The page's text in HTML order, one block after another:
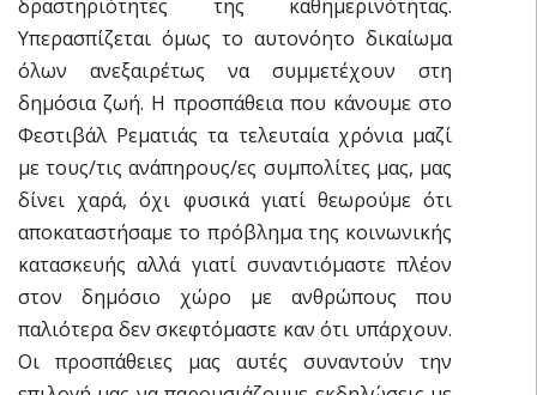
δραστηριότητες της καθημερινότητας.
Υπερασπίζεται όμως το αυτονόητο δικαίωμα
όλων ανεξαιρέτως να συμμετέχουν στη
δημόσια ζωή. Η προσπάθεια που κάνουμε στο
Φεστιβάλ Ρεματιάς τα τελευταία χρόνια μαζί
με τους/τις ανάπηρους/ες συμπολίτες μας, μας
δίνει χαρά, όχι φυσικά γιατί θεωρούμε ότι
αποκαταστήσαμε το πρόβλημα της κοινωνικής
κατασκευής αλλά γιατί συναντιόμαστε πλέον
στον δημόσιο χώρο με ανθρώπους που
παλιότερα δεν σκεφτόμαστε καν ότι υπάρχουν.
Οι προσπάθειες μας αυτές συναντούν την